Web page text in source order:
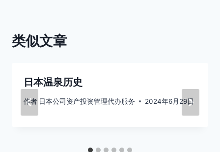
类似文章
日本温泉历史
作者 日本公司资产投资管理代办服务 2024年6月29日